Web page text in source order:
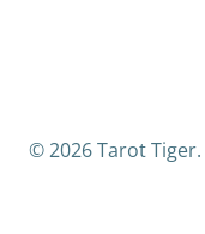
© 2026 Tarot